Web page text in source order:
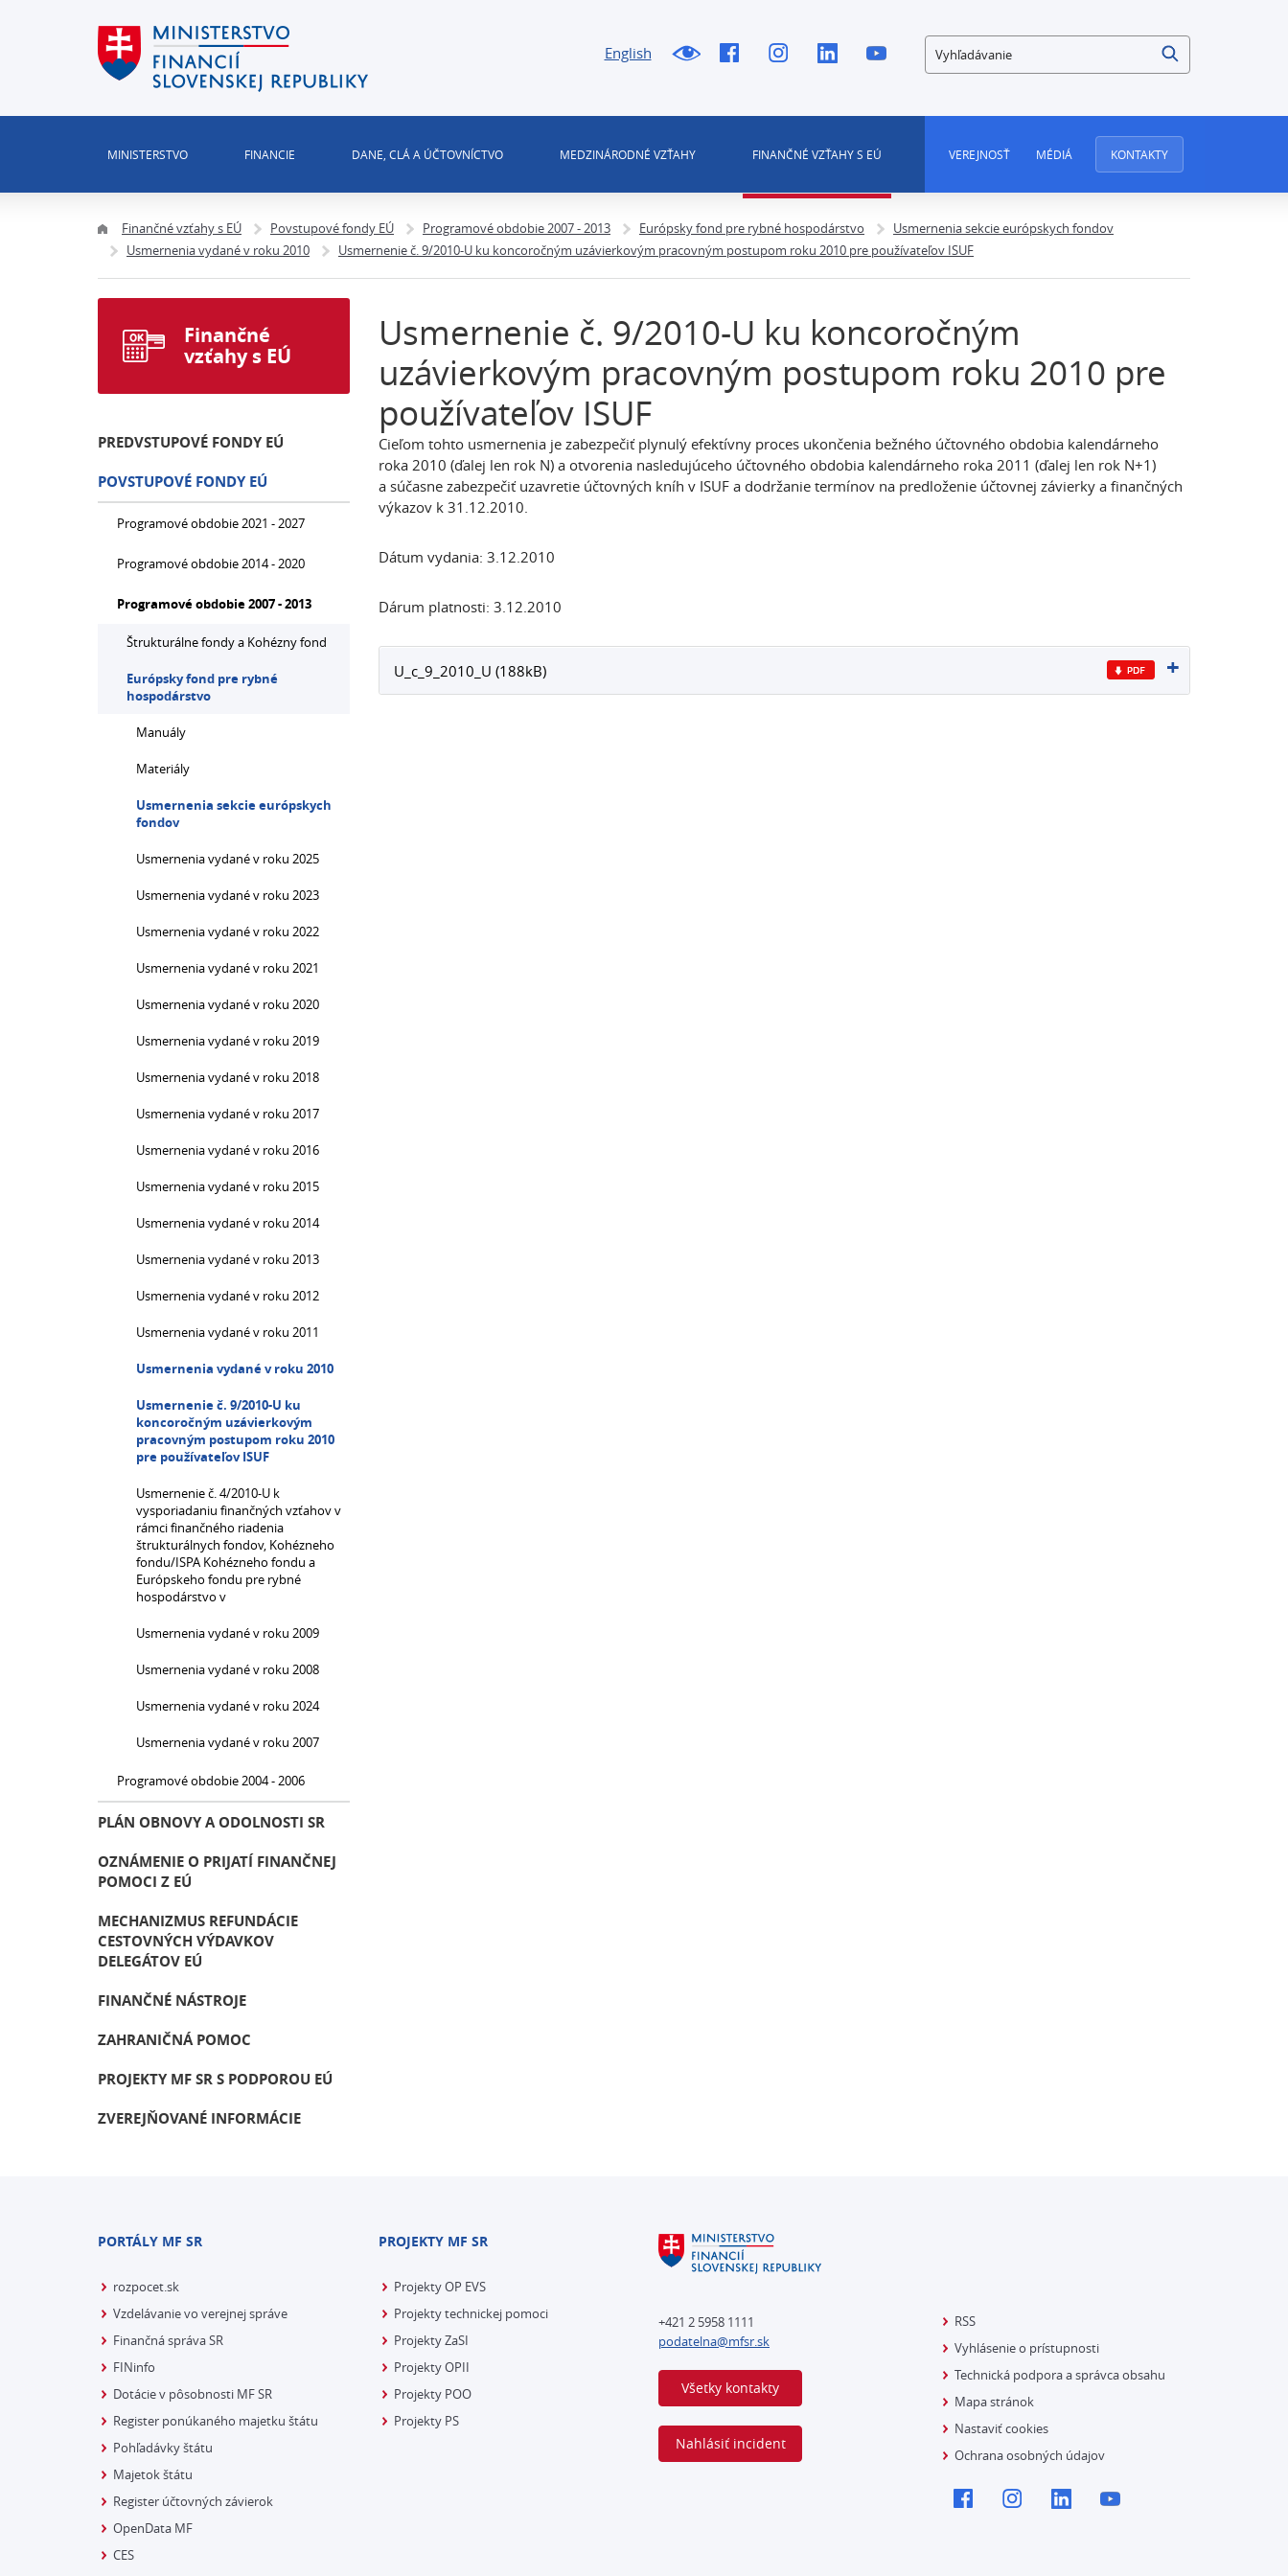
English Vyhľadávanie
MINISTERSTVO FINANCIE DANE, CLÁ A ÚČTOVNÍCTVO MEDZINÁRODNÉ VZŤAHY FINANČNÉ VZŤAHY S EÚ VEREJNOSŤ MÉDIÁ KONTAKTY
Finančné vzťahy s EÚ Povstupové fondy EÚ Programové obdobie 2007 - 2013 Európsky fond pre rybné hospodárstvo
Usmernenia sekcie európskych fondov
Usmernenia vydané v roku 2010
Usmernenie č. 9/2010-U ku koncoročným uzávierkovým pracovným postupom roku 2010 pre používateľov ISUF
Usmernenie č. 9/2010-U ku koncoročným
uzávierkovým pracovným postupom roku 2010 pre
používateľov ISUF
Cieľom tohto usmernenia je zabezpečiť plynulý efektívny proces ukončenia bežného účtovného obdobia kalendárneho
roka 2010 (ďalej len rok N) a otvorenia nasledujúceho účtovného obdobia kalendárneho roka 2011 (ďalej len rok N+1)
a súčasne zabezpečiť uzavretie účtovných kníh v ISUF a dodržanie termínov na predloženie účtovnej závierky a finančných
výkazov k 31.12.2010.
Dátum vydania: 3.12.2010
Dárum platnosti: 3.12.2010
U_c_9_2010_U (188kB)
Finančné
vzťahy s EÚ
PREDVSTUPOVÉ FONDY EÚ
POVSTUPOVÉ FONDY EÚ
Programové obdobie 2021 - 2027
Programové obdobie 2014 - 2020
Programové obdobie 2007 - 2013
Štrukturálne fondy a Kohézny fond
Európsky fond pre rybné
hospodárstvo
Manuály
Materiály
Usmernenia sekcie európskych
fondov
Usmernenia vydané v roku 2025
Usmernenia vydané v roku 2023
Usmernenia vydané v roku 2022
Usmernenia vydané v roku 2021
Usmernenia vydané v roku 2020
Usmernenia vydané v roku 2019
Usmernenia vydané v roku 2018
Usmernenia vydané v roku 2017
Usmernenia vydané v roku 2016
Usmernenia vydané v roku 2015
Usmernenia vydané v roku 2014
Usmernenia vydané v roku 2013
Usmernenia vydané v roku 2012
Usmernenia vydané v roku 2011
Usmernenia vydané v roku 2010
Usmernenie č. 9/2010-U ku
koncoročným uzávierkovým
pracovným postupom roku 2010
pre používateľov ISUF
Usmernenie č. 4/2010-U k
vysporiadaniu finančných vzťahov v
rámci finančného riadenia
štrukturálnych fondov, Kohézneho
fondu/ISPA Kohézneho fondu a
Európskeho fondu pre rybné
hospodárstvo v
Usmernenia vydané v roku 2009
Usmernenia vydané v roku 2008
Usmernenia vydané v roku 2024
Usmernenia vydané v roku 2007
Programové obdobie 2004 - 2006
PLÁN OBNOVY A ODOLNOSTI SR
OZNÁMENIE O PRIJATÍ FINANČNEJ
POMOCI Z EÚ
MECHANIZMUS REFUNDÁCIE
CESTOVNÝCH VÝDAVKOV
DELEGÁTOV EÚ
FINANČNÉ NÁSTROJE
ZAHRANIČNÁ POMOC
PROJEKTY MF SR S PODPOROU EÚ
ZVEREJŇOVANÉ INFORMÁCIE
PORTÁLY MF SR
rozpocet.sk
Vzdelávanie vo verejnej správe
Finančná správa SR
FINinfo
Dotácie v pôsobnosti MF SR
Register ponúkaného majetku štátu
Pohľadávky štátu
Majetok štátu
Register účtovných závierok
OpenData MF
CES
PROJEKTY MF SR
Projekty OP EVS
Projekty technickej pomoci
Projekty ZaSI
Projekty OPII
Projekty POO
Projekty PS
+421 2 5958 1111
podatelna@mfsr.sk
Všetky kontakty
Nahlásiť incident
RSS
Vyhlásenie o prístupnosti
Technická podpora a správca obsahu
Mapa stránok
Nastaviť cookies
Ochrana osobných údajov